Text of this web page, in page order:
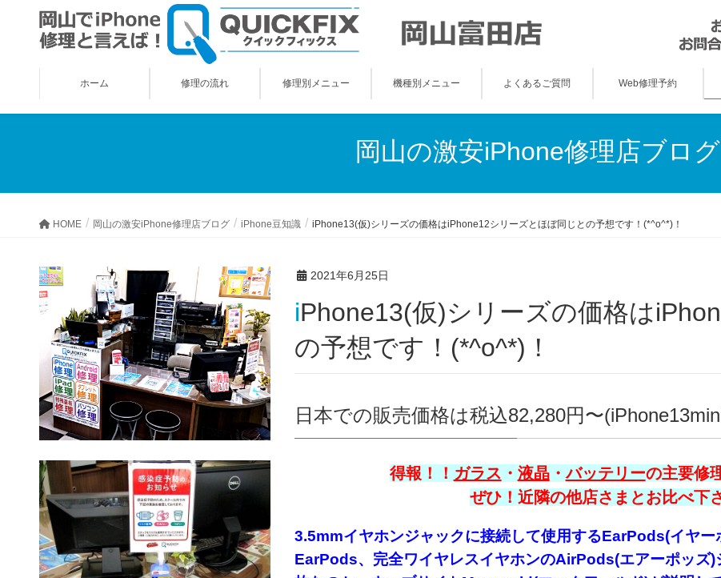
ホーム 修理の流れ 修理別メニュー 機種別メニュー よくあるご質問 Web修理予約
岡山の激安iPhone修理店ブログ
HOME 岡山の激安iPhone修理店ブログ iPhone豆知識 iPhone13(仮)シリーズの価格はiPhone12シリーズとほぼ同じとの予想です！(*^o^*)！
2021年6月25日
iPhone13(仮)シリーズの価格はiPhone12シリーズとほぼ同じと
の予想です！(*^o^*)！
日本での販売価格は税込82,280円〜
得報！！ ガラス ・ 液晶・バッテリーの主要修
ぜひ！近隣の他店さまとお比べ下
3.5mmイヤホンジャックに接続して使用するEarPods(イヤ
EarPods、完全ワイヤレスイヤホンのAirPods(エアーポッズ